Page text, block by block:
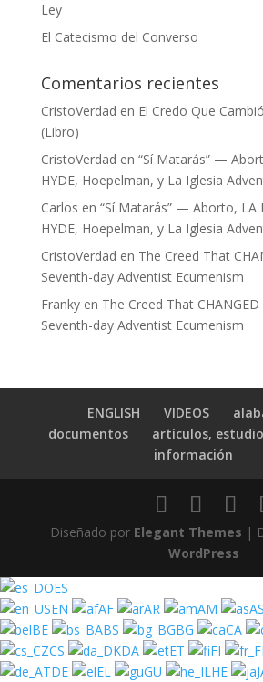
Ley
El Catecismo del Converso
Comentarios recientes
CristoVerdad en El Credo Que
(Libro)
CristoVerdad en “Sí Matarás” —
HYDE, Hoepelman, y La Iglesia
Carlos en “Sí Matarás” — Aborto, LA
HYDE, Hoepelman, y La Iglesia
CristoVerdad en The Creed That
Seventh-day Adventist Ecumenism
Frankyen The Creed That
Seventh-day Adventist Ecumenism
ENGLISH VIDEOS
documentos
artículos,
información
Diseñado por Elegant Themes |
WordPress
ES
EN
AF AR AM AS
BE
BS BG CA
CS
DA ET FI
DE
EL GU HE